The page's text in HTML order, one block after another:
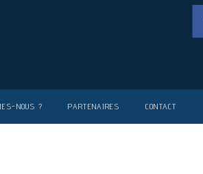
NOUS ? PARTENAIRES CONTACT